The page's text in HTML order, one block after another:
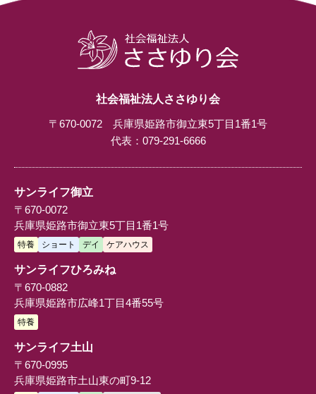
社会福祉法人ささゆり会
〒670-0072 兵庫県姫路市御立東5丁目1番1号
代表： 079-291-6666
サンライフ御立
〒670-0072
兵庫県姫路市御立東5丁目1番1号
特養 ショート デイ ケアハウス
サンライフひろみね
〒670-0882
兵庫県姫路市広峰1丁目4番55号
特養
サンライフ土山
〒670-0995
兵庫県姫路市土山東の町9-12